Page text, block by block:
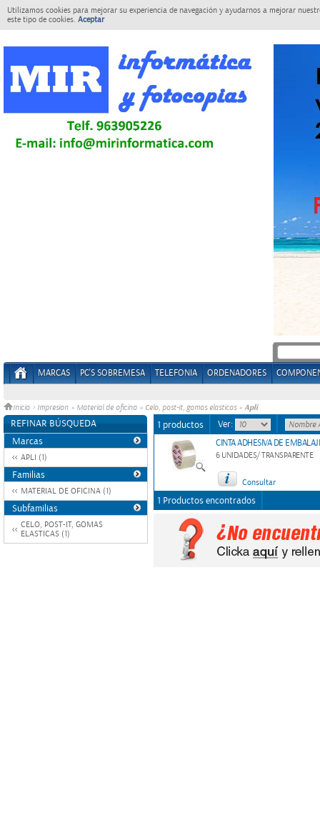
Utilizamos cookies para mejorar su experiencia de navegación y ayudarnos a mejorar
este tipo de cookies. Aceptar
MARCAS PC'S SOBREMESA TELEFONIA ORDENADORES
Inicio > Impresion » Material de oficina » Celo, post-it, gomas elasticas » Apli
REFINAR BÚSQUEDA
Marcas
APLI (1)
Familias
MATERIAL DE OFICINA (1)
Subfamilias
CELO, POST-IT, GOMAS
ELASTICAS (1)
1 productos Ver:
CINTA ADHESIVA DE
6 UNIDADES/ TRANSPARENTE
Consultar
1 Productos encontrados